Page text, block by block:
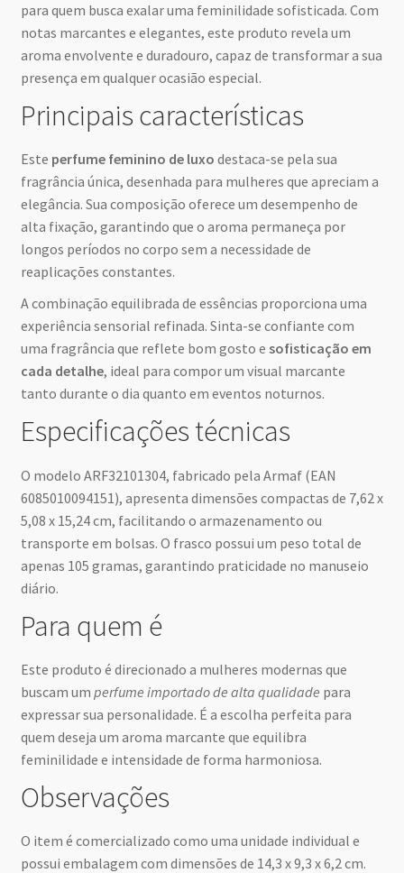
para quem busca exalar uma feminilidade sofisticada. Com
notas marcantes e elegantes, este produto revela um
aroma envolvente e duradouro, capaz de transformar a sua
presença em qualquer ocasião especial.
Principais características
Este perfume feminino de luxo destaca-se pela sua
fragrância única, desenhada para mulheres que apreciam a
elegância. Sua composição oferece um desempenho de
alta fixação, garantindo que o aroma permaneça por
longos períodos no corpo sem a necessidade de
reaplicações constantes.
A combinação equilibrada de essências proporciona uma
experiência sensorial refinada. Sinta-se confiante com
uma fragrância que reflete bom gosto e sofisticação em
cada detalhe, ideal para compor um visual marcante
tanto durante o dia quanto em eventos noturnos.
Especificações técnicas
O modelo ARF32101304, fabricado pela Armaf (EAN
6085010094151), apresenta dimensões compactas de 7,62 x
5,08 x 15,24 cm, facilitando o armazenamento ou
transporte em bolsas. O frasco possui um peso total de
apenas 105 gramas, garantindo praticidade no manuseio
diário.
Para quem é
Este produto é direcionado a mulheres modernas que
buscam um perfume importado de alta qualidade para
expressar sua personalidade. É a escolha perfeita para
quem deseja um aroma marcante que equilibra
feminilidade e intensidade de forma harmoniosa.
Observações
O item é comercializado como uma unidade individual e
possui embalagem com dimensões de 14,3 x 9,3 x 6,2 cm.